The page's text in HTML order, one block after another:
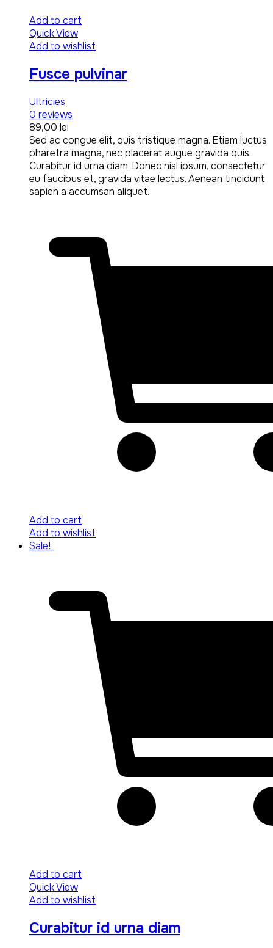
Add to cart
Quick View
Add to wishlist
Fusce pulvinar
Ultricies
0 reviews
89,00 lei
Sed ac congue elit, quis tristique magna. Etiam luctus
pharetra magna, nec placerat augue gravida quis.
Curabitur id urna diam. Donec nisl ipsum, consectetur
eu faucibus et, gravida vitae lectus. Aenean tincidunt
sapien a accumsan aliquet.
Add to cart
Add to wishlist
Sale!
Add to cart
Quick View
Add to wishlist
Curabitur id urna diam